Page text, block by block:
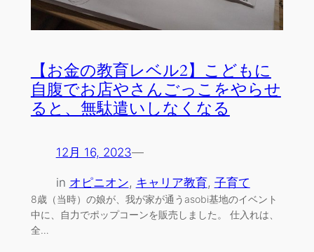
【お金の教育レベル2】こどもに
自腹でお店やさんごっこをやらせ
ると、無駄遣いしなくなる
12月 16, 2023—
in オピニオン, キャリア教育, 子育て
8歳（当時）の娘が、我が家が通うasobi基地のイベント
中に、自力でポップコーンを販売しました。 仕入れは、
全…